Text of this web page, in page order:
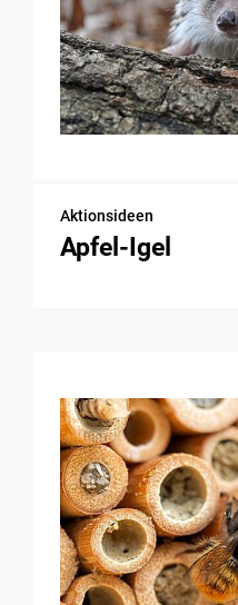
Aktionsideen
Apfel-Igel